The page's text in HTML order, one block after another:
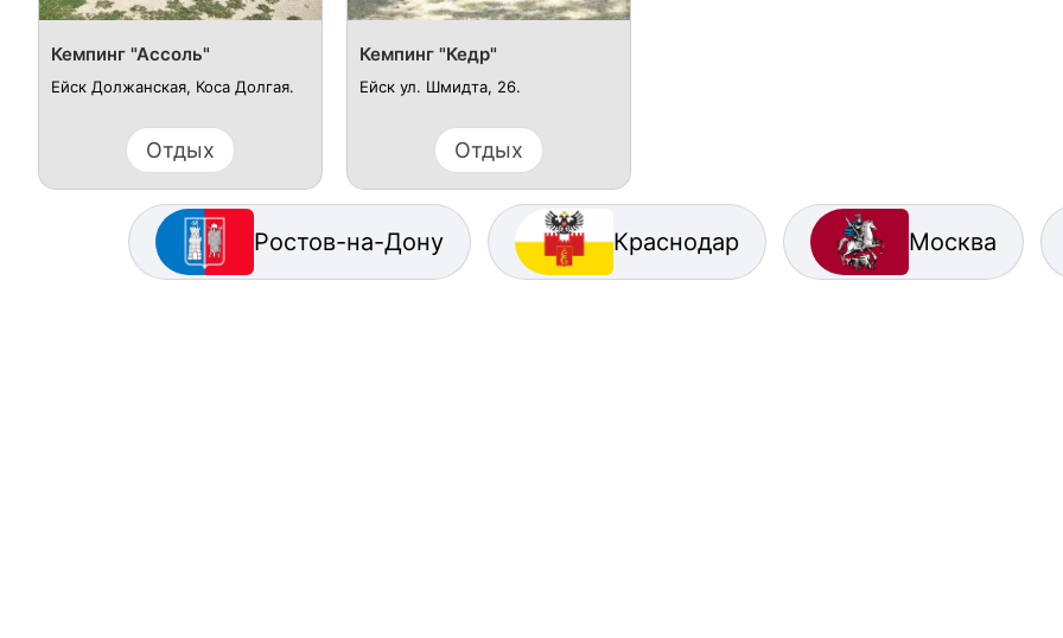
Кемпинг "Ассоль"
Ейск Должанская, Коса Долгая.
Отдых
Кемпинг "Кедр"
Ейск ул. Шмидта, 26.
Отдых
Ростов-на-Дону Краснодар Москва